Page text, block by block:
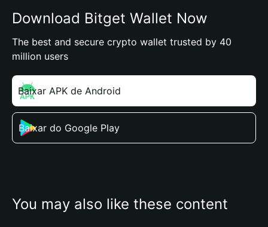
Download Bitget Wallet Now
The best and secure crypto wallet trusted by 40
million users
Baixar APK de Android
Baixar do Google Play
You may also like these content